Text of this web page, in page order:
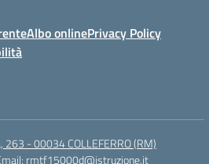
Albo onlinePrivacy Policy
263 - 00034 COLLEFERRO (RM)
rmtf15000d@istruzione.it